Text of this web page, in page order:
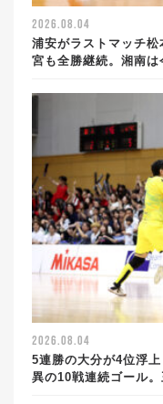
2026.08.04
浦安がラストマッチ
宮も全勝継続。湘南
2026.08.04
5連勝の大分が4位浮
異の10戦連続ゴール